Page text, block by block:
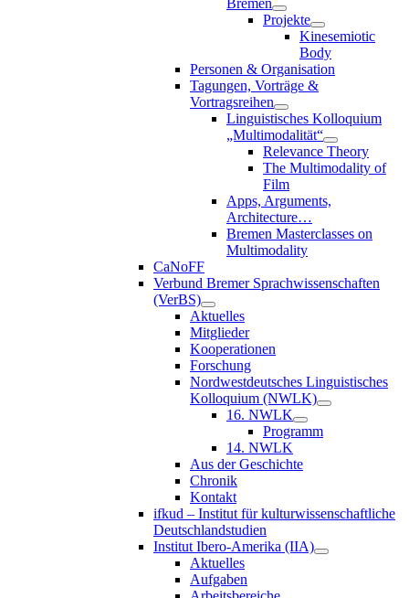
Projekte
Kinesemiotic
Body
Personen & Organisation
Tagungen, Vorträge &
Vortragsreihen
Linguistisches Kolloquium
„Multimodalität“
Relevance Theory
The Multimodality of
Film
Apps, Arguments,
Architecture…
Bremen Masterclasses on
Multimodality
CaNoFF
Verbund Bremer Sprachwissenschaften
(VerBS)
Aktuelles
Mitglieder
Kooperationen
Forschung
Nordwestdeutsches Linguistisches
Kolloquium (NWLK)
16. NWLK
Programm
14. NWLK
Aus der Geschichte
Chronik
Kontakt
ifkud – Institut für kulturwissenschaftliche
Deutschlandstudien
Institut Ibero-Amerika (IIA)
Aktuelles
Aufgaben